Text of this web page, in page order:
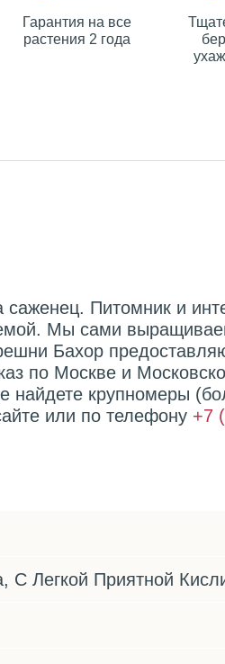
Гарантия на все
растения 2 года
Питомник и
Мы сами
Бахор
по Москве и
найдете крупномеры
или по телефону +7
С Легкой Приятной